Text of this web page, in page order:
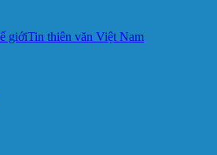
giớiTin thiên văn Việt Nam